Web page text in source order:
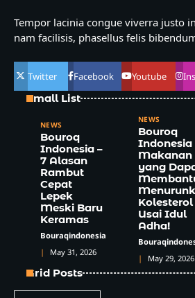
Tempor lacinia congue viverra justo
nam facilisis, phasellus felis
Twitter Facebook Youtube
Small List
NEWS
Bouroq
Indonesia –
7 Alasan
Rambut
Cepat
Lepek
Meski Baru
Keramas
Bouraqindonesia
May 31, 2026
NEWS
Bouroq
Indonesia
Makanan
yang
Kolesterol
Usai Idul
Adha!
May 29, 2026
Grid Posts